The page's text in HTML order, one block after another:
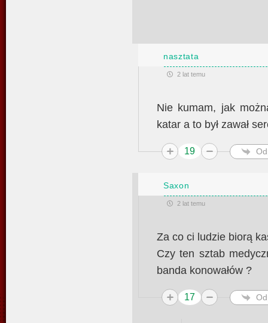
nasztata
2 lat temu
Nie kumam, jak
katar a to był zawał
19
Saxon
2 lat temu
Za co ci ludzie biorą
Czy ten sztab
banda konowałów ?
17